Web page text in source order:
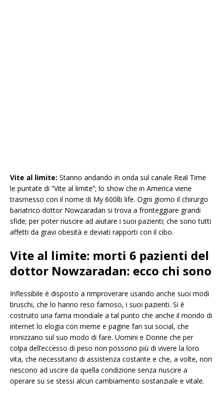
Vite al limite: Stanno andando in onda sul canale Real Time
le puntate di ”Vite al limite”; lo show che in America viene
trasmesso con il nome di My 600lb life. Ogni giorno il chirurgo
bariatrico dottor Nowzaradan si trova a fronteggiare grandi
sfide; per poter riuscire ad aiutare i suoi pazienti; che sono tutti
affetti da gravi obesità e deviati rapporti con il cibo.
Vite al limite: morti 6 pazienti del
dottor Nowzaradan: ecco chi sono
Inflessibile è disposto a rimproverare usando anche suoi modi
bruschi, che lo hanno reso famoso, i suoi pazienti. Si è
costruito una fama mondiale a tal punto che anche il mondo di
internet lo elogia con meme e pagine fan sui social, che
ironizzano sul suo modo di fare. Uomini e Donne che per
colpa dell’eccesso di peso non possono più di vivere la loro
vita, che necessitano di assistenza costante e che, a volte, non
riescono ad uscire da quella condizione senza riuscire a
operare su se stessi alcun cambiamento sostanziale e vitale.